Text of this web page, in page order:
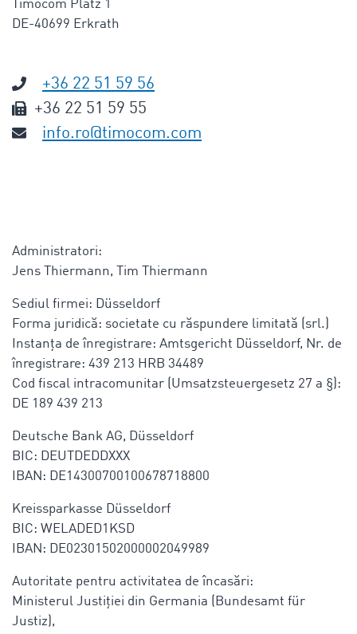
Timocom Platz 1
DE-40699 Erkrath
+36 22 51 59 56
+36 22 51 59 55
info.ro@timocom.com
Administratori:
Jens Thiermann, Tim Thiermann
Sediul firmei: Düsseldorf
Forma juridică: societate cu răspundere limitată (srl.)
Instanța de înregistrare: Amtsgericht Düsseldorf, Nr. de
înregistrare: 439 213 HRB 34489
Cod fiscal intracomunitar (Umsatzsteuergesetz 27 a §):
DE 189 439 213
Deutsche Bank AG, Düsseldorf
BIC: DEUTDEDDXXX
IBAN: DE14300700100678718800
Kreissparkasse Düsseldorf
BIC: WELADED1KSD
IBAN: DE02301502000002049989
Autoritate pentru activitatea de încasări:
Ministerul Justiției din Germania (Bundesamt für
Justiz),